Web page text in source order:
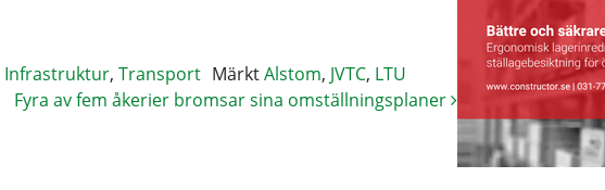
Infrastruktur, Transport MärktAlstom, JVTC, LTU
Fyra av fem åkerier bromsar sina omställningsplaner